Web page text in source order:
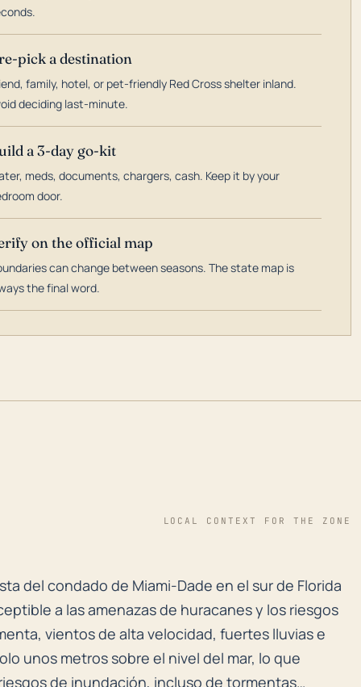
pick a destination
family, hotel, or pet-friendly Red Cross shelter inland.
deciding last-minute.
a 3-day go-kit
meds, documents, chargers, cash. Keep it by your
door.
on the official map
can change between seasons. The state map is
the final word.
LOCAL CONTEXT FOR THE ZONE
del condado de Miami-Dade en el sur de
del condado de Miami-Dade en el sur de Florida
a las amenazas de huracanes y los riesgos
vientos de alta velocidad, fuertes lluvias e
unos metros sobre el nivel del mar, lo que
de inundación, incluso de tormentas